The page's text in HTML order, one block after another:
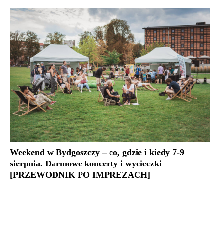
Weekend w Bydgoszczy – co, gdzie i kiedy 7-9
sierpnia. Darmowe koncerty i wycieczki
[PRZEWODNIK PO IMPREZACH]